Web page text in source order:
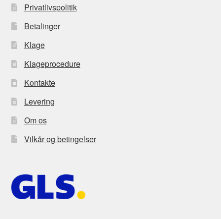
Privatlivspolitik
Betalinger
Klage
Klageprocedure
Kontakte
Levering
Om os
Vilkår og betingelser